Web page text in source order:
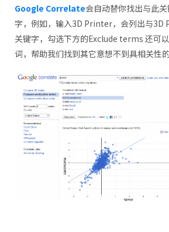
Google Correlate会自动替你找出与此
字，例如，输入3D Printer，会列出与3D
关键字，勾选下方的Exclude terms 还可
词，帮助我们找到其它意想不到具相关性的